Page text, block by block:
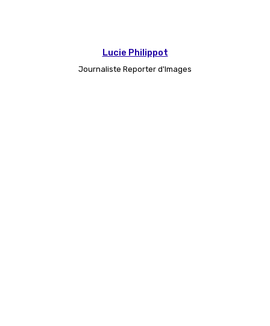
Lucie Philippot
Journaliste Reporter d'Images